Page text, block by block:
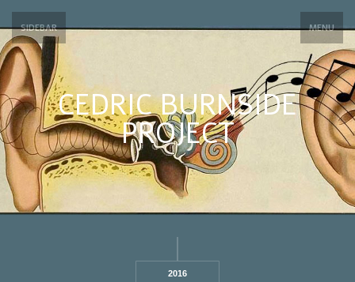
SIDEBAR MENU
CEDRIC BURNSIDE
PROJECT
2016